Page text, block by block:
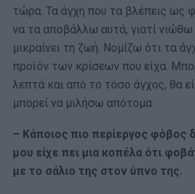
τώρα. Τα άγχη που τα βλέπεις ως
να τα αποβάλλω αυτά, γιατί
μικραίνει τη ζωή. Νομίζω ότι τα
προϊόν των κρίσεων που είχα.
λεπτά και από το τόσο άγχος, θα
μπορεί να μιλήσω απότομα.
– Κάποιος πιο περίεργος φόβος
μου είχε πει μια κοπέλα ότι
με το σάλιο της στον ύπνο της.